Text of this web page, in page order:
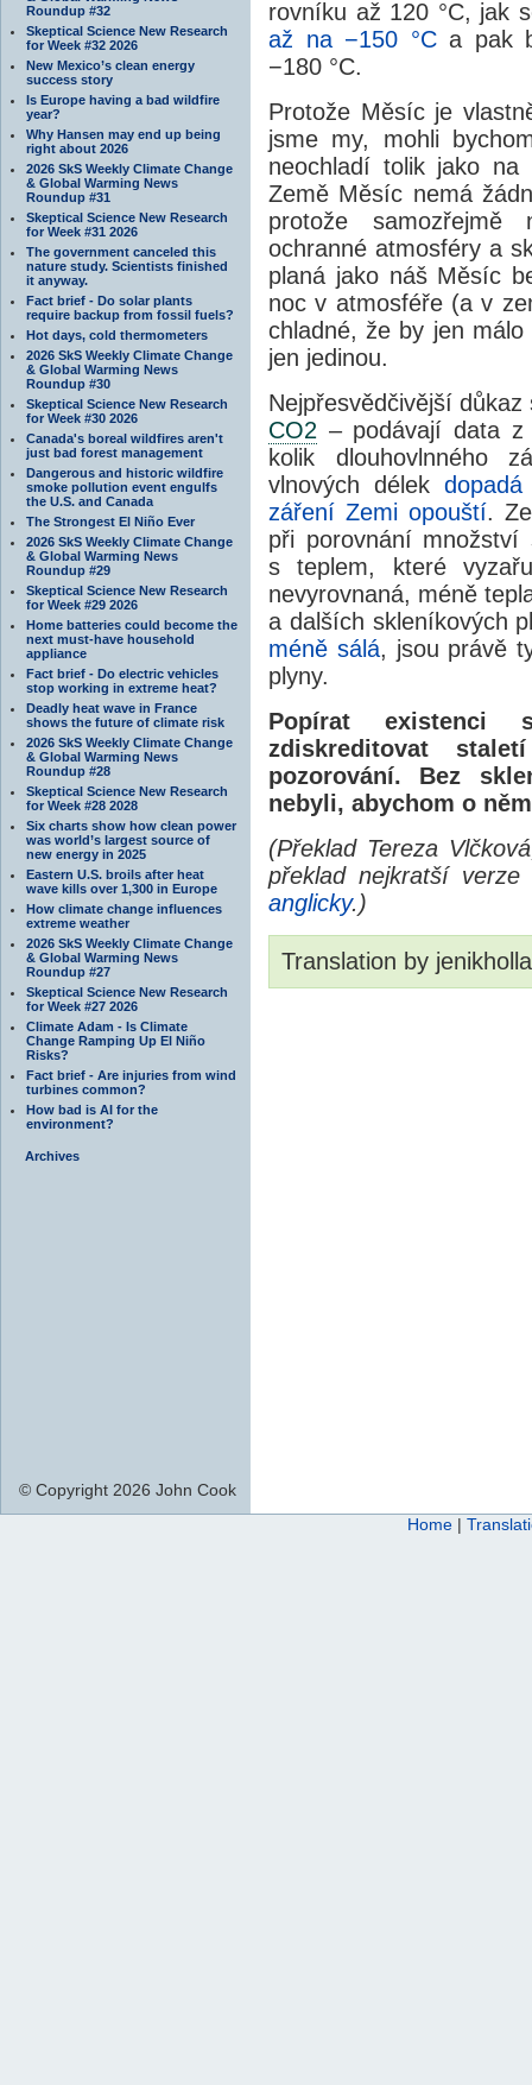
Roundup #32
Skeptical Science New Research
for Week #32 2026
New Mexico’s clean energy
success story
Is Europe having a bad wildfire
year?
Why Hansen may end up being
right about 2026
2026 SkS Weekly Climate Change
& Global Warming News
Roundup #31
Skeptical Science New Research
for Week #31 2026
The government canceled this
nature study. Scientists finished
it anyway.
Fact brief - Do solar plants
require backup from fossil fuels?
Hot days, cold thermometers
2026 SkS Weekly Climate Change
& Global Warming News
Roundup #30
Skeptical Science New Research
for Week #30 2026
Canada's boreal wildfires aren't
just bad forest management
Dangerous and historic wildfire
smoke pollution event engulfs
the U.S. and Canada
The Strongest El Niño Ever
2026 SkS Weekly Climate Change
& Global Warming News
Roundup #29
Skeptical Science New Research
for Week #29 2026
Home batteries could become the
next must-have household
appliance
Fact brief - Do electric vehicles
stop working in extreme heat?
Deadly heat wave in France
shows the future of climate risk
2026 SkS Weekly Climate Change
& Global Warming News
Roundup #28
Skeptical Science New Research
for Week #28 2028
Six charts show how clean power
was world’s largest source of
new energy in 2025
Eastern U.S. broils after heat
wave kills over 1,300 in Europe
How climate change influences
extreme weather
2026 SkS Weekly Climate Change
& Global Warming News
Roundup #27
Skeptical Science New Research
for Week #27 2026
Climate Adam - Is Climate
Change Ramping Up El Niño
Risks?
Fact brief - Are injuries from wind
turbines common?
How bad is AI for the
environment?
Archives
rovníku až 120 °C, jak
až na −150 °Ca pak
−180 °C.
Protože Měsíc je
jsme my, mohli
neochladí tolik jako
Země Měsíc nemá
protože
ochranné atmosféry a
planá jako náš Měsíc
noc v atmosféře (a v
chladné, že by jen
jen jedinou.
Nejpřesvědčivější
CO2 – podávají data
kolik dlouhovlnného
vlnových délek
záření Zemi opouští.
při porovnání množství
s teplem, které
nevyrovnaná, méně
a dalších skleníkových
méně sálá, jsou právě
plyny.
Popírat existenci
zdiskreditovat
pozorování. Bez
nebyli, abychom o
(Překlad Tereza
překlad nejkratší
anglicky.)
Translation by
© Copyright 2026 John Cook
Home |